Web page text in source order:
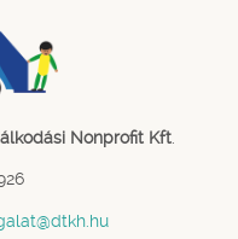
Nonprofit Kft